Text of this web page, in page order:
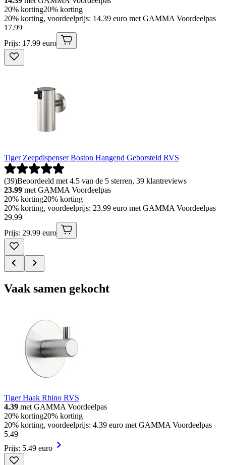
20% korting20% korting
20% korting, voordeelprijs: 14.39 euro met GAMMA Voordeelpas
17.99
Prijs: 17.99 euro
Tiger Zeepdispenser Boston Hangend Geborsteld RVS
(39)Beoordeeld met 4.5 van de 5 sterren, 39 klantreviews
23.99 met GAMMA Voordeelpas
20% korting20% korting
20% korting, voordeelprijs: 23.99 euro met GAMMA Voordeelpas
29.99
Prijs: 29.99 euro
Vaak samen gekocht
Tiger Haak Rhino RVS
4.39 met GAMMA Voordeelpas
20% korting20% korting
20% korting, voordeelprijs: 4.39 euro met GAMMA Voordeelpas
5.49
Prijs: 5.49 euro